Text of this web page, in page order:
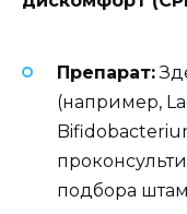
Препарат:
(например,
подбора